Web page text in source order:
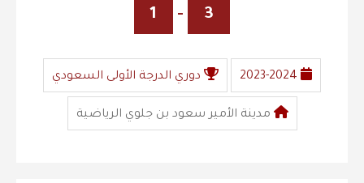
3
-
1
2023-2024 دوري الدرجة الأولى السعودي
مدينة الأمير سعود بن جلوي الرياضية